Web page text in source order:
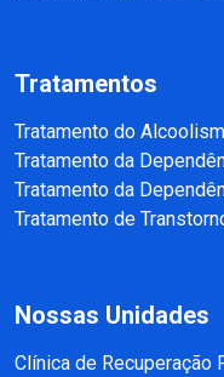
Tratamentos
Tratamento do
Tratamento da
Tratamento da
Tratamento de
Nossas Unidades
Clínica de Recuperação